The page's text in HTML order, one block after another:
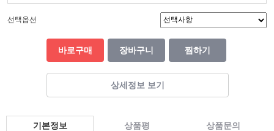
선택옵션
바로구매 장바구니 찜하기
상세정보 보기
기본정보 상품평 상품문의